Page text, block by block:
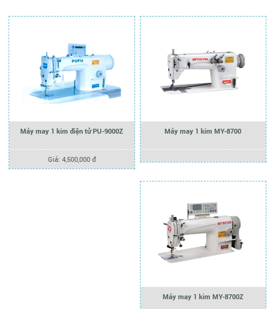
Máy may 1 kim điện tử PU-9000Z
Giá: 4,500,000 đ
Máy may 1 kim MY-8700
Máy may 1 kim MY-8700Z